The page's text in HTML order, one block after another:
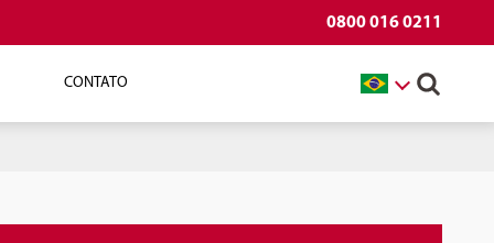
0800 016 0211
CONTATO